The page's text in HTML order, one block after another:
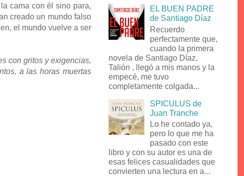
cama con él sino para,
creado un mundo falso
el mundo vuelve a ser
con gritos y exigencias,
a las horas muertas
EL BUEN PADRE
de Santiago Díaz
Recuerdo
perfectamente que,
cuando la primera
novela de Santiago Díaz,
Talión , llegó a mis manos y la
empecé, me tuvo
completamente colgada...
SPICULUS de
Juan Tranche
Lo he contado ya,
pero lo que me ha
pasado con este
libro y con su autor es una de
esas felices casualidades que
convierten una lectura en a...